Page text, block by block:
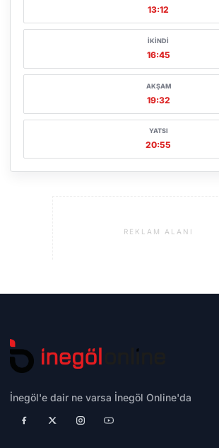
13:12
İKINDI
16:45
AKŞAM
19:32
YATSI
20:55
REKLAM ALANI
İnegöl'e dair ne varsa İnegöl Online'da